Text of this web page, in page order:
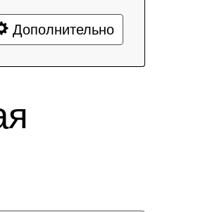
Дополнительно